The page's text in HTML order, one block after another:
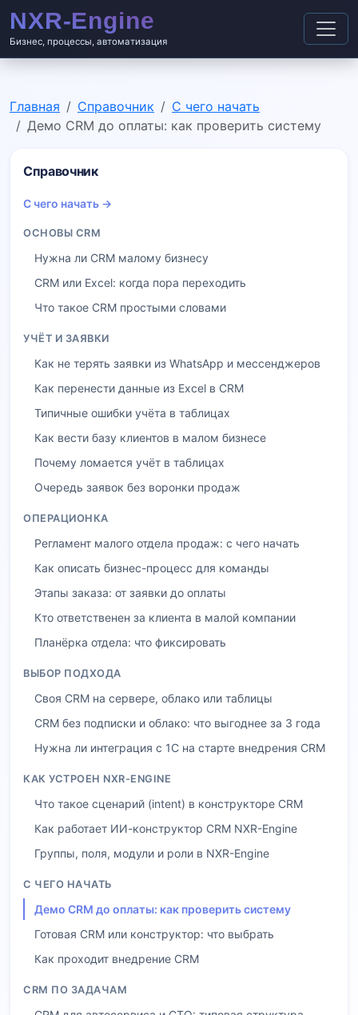
Бизнес, процессы, автоматизация
Главная Справочник
С чего начать
Демо CRM до оплаты: как проверить систему
Справочник
С чего начать →
ОСНОВЫ CRM
Нужна ли CRM малому бизнесу
CRM или Excel: когда пора переходить
Что такое CRM простыми словами
УЧЁТ И ЗАЯВКИ
Как не терять заявки из WhatsApp и мессенджеров
Как перенести данные из Excel в CRM
Типичные ошибки учёта в таблицах
Как вести базу клиентов в малом бизнесе
Почему ломается учёт в таблицах
Очередь заявок без воронки продаж
ОПЕРАЦИОНКА
Регламент малого отдела продаж: с чего начать
Как описать бизнес-процесс для команды
Этапы заказа: от заявки до оплаты
Кто ответственен за клиента в малой компании
Планёрка отдела: что фиксировать
ВЫБОР ПОДХОДА
Своя CRM на сервере, облако или таблицы
CRM без подписки и облако: что выгоднее за 3 года
Нужна ли интеграция с 1С на старте внедрения CRM
КАК УСТРОЕН NXR-ENGINE
Что такое сценарий (intent) в конструкторе CRM
Как работает ИИ-конструктор CRM NXR-Engine
Группы, поля, модули и роли в NXR-Engine
С ЧЕГО НАЧАТЬ
Демо CRM до оплаты: как проверить систему
Готовая CRM или конструктор: что выбрать
Как проходит внедрение CRM
CRM ПО ЗАДАЧАМ